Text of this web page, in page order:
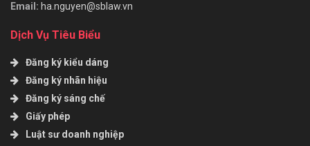
Email: ha.nguyen@sblaw.vn
Dịch Vụ Tiêu Biểu
Đăng ký kiểu dáng
Đăng ký nhãn hiệu
Đăng ký sáng chế
Giấy phép
Luật sư doanh nghiệp